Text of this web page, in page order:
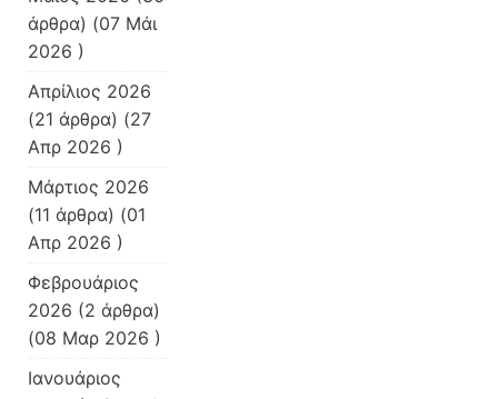
άρθρα) (07 Μάι
2026 )
Απρίλιος 2026
(21 άρθρα) (27
Απρ 2026 )
Μάρτιος 2026
(11 άρθρα) (01
Απρ 2026 )
Φεβρουάριος
2026 (2 άρθρα)
(08 Μαρ 2026 )
Ιανουάριος